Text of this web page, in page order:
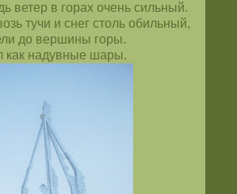
ветер в горах очень сильный.
тучи и снег столь обильный,
до вершины горы.
как надувные шары.